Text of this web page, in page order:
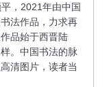
，2021年由中国
法作品，力求再
品始于西晋陆
。中国书法的脉
清图片，读者当